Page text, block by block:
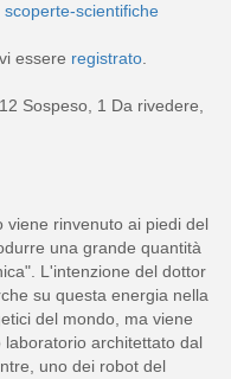
scoperte-scientifiche
essere registrato.
Sospeso, 1 Da rivedere,
viene rinvenuto ai piedi del
una grande quantità
L'intenzione del dottor
su questa energia nella
del mondo, ma viene
architettato dal
uno dei robot del